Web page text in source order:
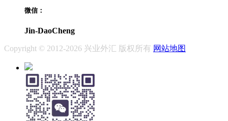
微信：
Jin-DaoCheng
Copyright © 2012-2026 兴业外汇 版权所有 网站地图